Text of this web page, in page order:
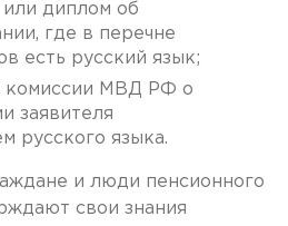
или диплом об
где в перечне
есть русский язык;
комиссии МВД РФ о
заявителя
русского языка.
и люди пенсионного
свои знания